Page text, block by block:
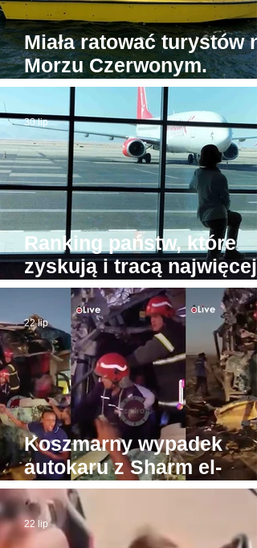
Miała ratować turystów
Morzu Czerwonym.
Tymczasem jedyna
egipska karetka wodna...
stoi w porcie
Ranking państw, które
zyskują i tracą najwięcej
turystów. Na przeciwnych
biegunach Egipt i
30 lip
Koszmarny wypadek
autokaru z Sharm el-
Sheikh do Gizy. Turyści
byli w drodze do Piramid
22 lip
22 lip